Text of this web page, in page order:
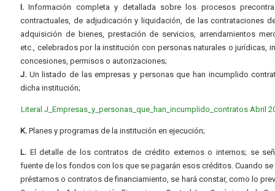
I. Información completa y detallada sobre los procesos
contractuales, de adjudicación y liquidación, de las contrataciones
adquisición de bienes, prestación de servicios, arrendamientos
etc., celebrados por la institución con personas naturales o jurídicas,
concesiones, permisos o autorizaciones;
J. Un listado de las empresas y personas que han incumplido
dicha institución;
Literal J_Empresas_y_personas_que_han_incumplido_contratos Abril
K. Planes y programas de la institución en ejecución;
L. El detalle de los contratos de crédito externos o internos; se
fuente de los fondos con los que se pagarán esos créditos. Cuando se
préstamos o contratos de financiamiento, se hará constar, como lo